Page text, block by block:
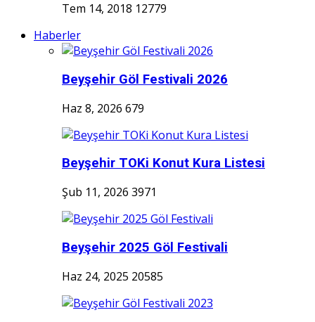
Tem 14, 2018 12779
Haberler
Beyşehir Göl Festivali 2026
Haz 8, 2026 679
Beyşehir TOKi Konut Kura Listesi
Şub 11, 2026 3971
Beyşehir 2025 Göl Festivali
Haz 24, 2025 20585